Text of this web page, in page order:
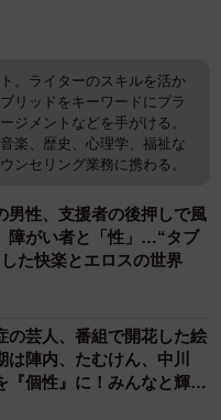
。ライターのスキルを活か
リッドをキーワードにプラ
ジメントなどを手がける。
楽、歴史、心理学、福祉な
ンセリング業務に携わる。
男性、支援者の後押しで風
がい者と「性」…“タブ
た快楽とエロスの世界
の芸人、番組で開花した絵
陣内、たむけん、中川
個性』に！みんなと輝き